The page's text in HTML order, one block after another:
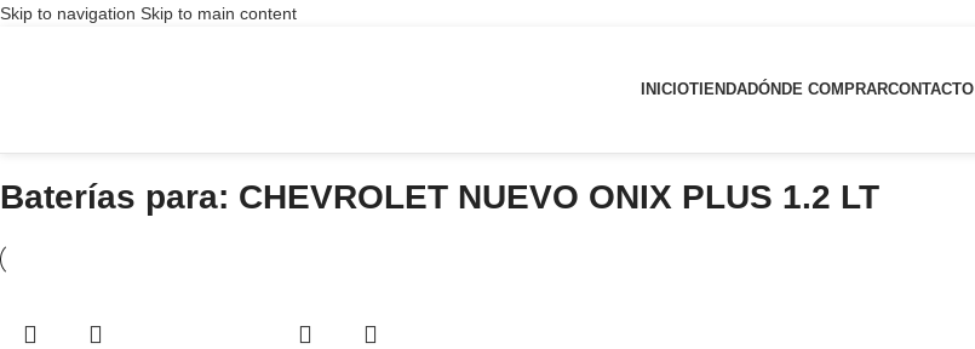
Skip to navigation Skip to main content
INICIOTIENDADÓNDE COMPRARCONTACTO
Baterías para: CHEVROLET NUEVO ONIX PLUS 1.2 LT